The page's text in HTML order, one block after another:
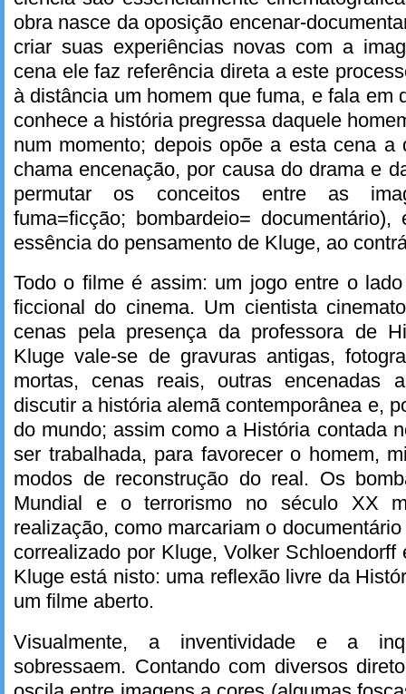
obra nasce da oposição encenar-
criar suas experiências novas com a
cena ele faz referência direta a este
à distância um homem que fuma, e fala em
conhece a história pregressa daquele
num momento; depois opõe a esta cena a
chama encenação, por causa do drama e
permutar os conceitos entre as
fuma=ficção; bombardeio=
essência do pensamento de Kluge, ao
Todo o filme é assim: um jogo entre o
ficcional do cinema. Um cientista
cenas pela presença da professora de
Kluge vale-se de gravuras antigas,
mortas, cenas reais, outras encenadas
discutir a história alemã contemporânea e,
do mundo; assim como a História contada
ser trabalhada, para favorecer o homem,
modos de reconstrução do real. Os
Mundial e o terrorismo no século XX
realização, como marcariam o documentário
correalizado por Kluge, Volker Schloendorff
Kluge está nisto: uma reflexão livre da
um filme aberto.
Visualmente, a inventividade e a
sobressaem. Contando com diversos